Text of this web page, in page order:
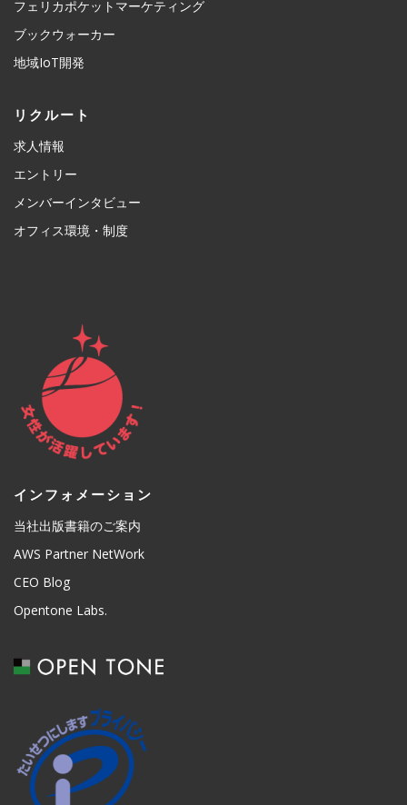
フェリカポケットマーケティング
ブックウォーカー
地域IoT開発
リクルート
求人情報
エントリー
メンバーインタビュー
オフィス環境・制度
インフォメーション
当社出版書籍のご案内
AWS Partner NetWork
CEO Blog
Opentone Labs.